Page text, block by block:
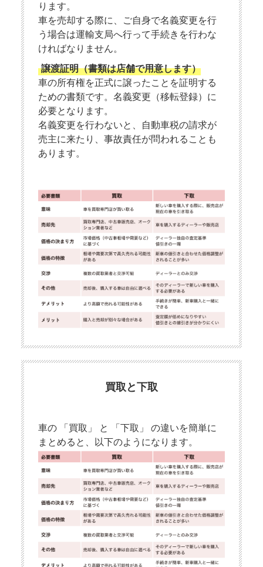
ります。
車を売却する際に、ご自身で名義変更を行
う場合は運輸支局へ行って手続きを行わな
ければなりません。
譲渡証明（書類は店舗で用意します）
車の所有権を正式に譲ったことを証明する
ための書類です。名義変更（移転登録）に
必要となります。
名義変更を行わないと、自動車税の請求が
売主に来たり、事故責任が問われることも
あります。
買取と下取
車の 「買取」 と 「下取」 の違いを簡単に
まとめると、以下のようになります。